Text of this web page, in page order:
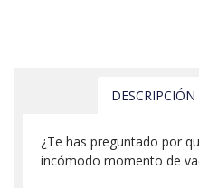
DESCRIPCIÓN
¿Te has preguntado por
incómodo momento de